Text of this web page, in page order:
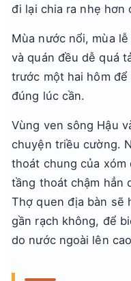
đi lại chia ra nhẹ hơn
Mùa nước nổi, mùa
và quán đều dễ quá
trước một hai hôm
đúng lúc cần.
Vùng ven sông Hậu
chuyện triều cường.
thoát chung của xóm
tầng thoát chậm hẳn
Thợ quen địa bàn sẽ
gần rạch không, để
do nước ngoài lên